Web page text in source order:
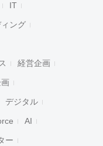
IT
ング
経営企画
デジタル
AI
ー